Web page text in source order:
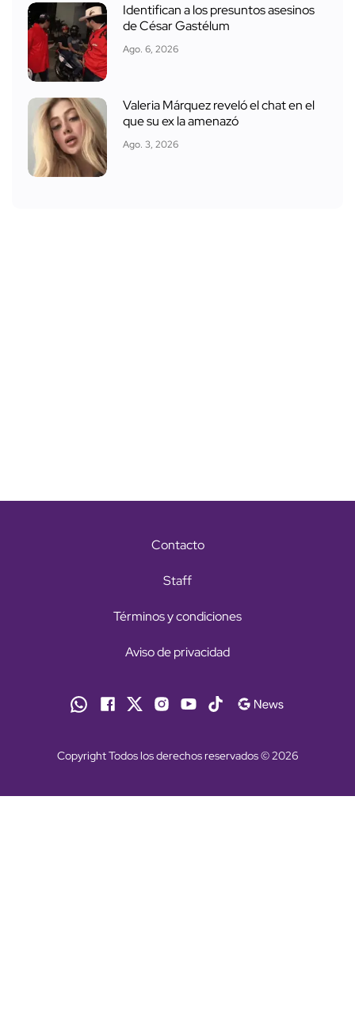
Identifican a los presuntos asesinos
de César Gastélum
Ago. 6, 2026
Valeria Márquez reveló el chat en el
que su ex la amenazó
Ago. 3, 2026
Contacto
Staff
Términos y condiciones
Aviso de privacidad
Copyright Todos los derechos reservados © 2026